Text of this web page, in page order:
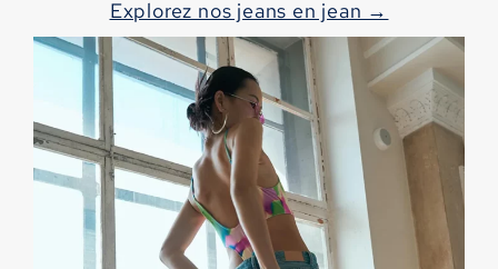
Explorez nos jeans en jean →